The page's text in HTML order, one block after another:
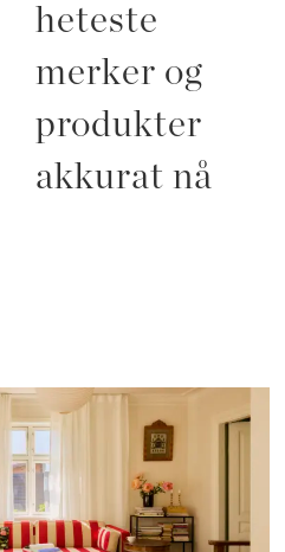
heteste
merker og
produkter
akkurat nå